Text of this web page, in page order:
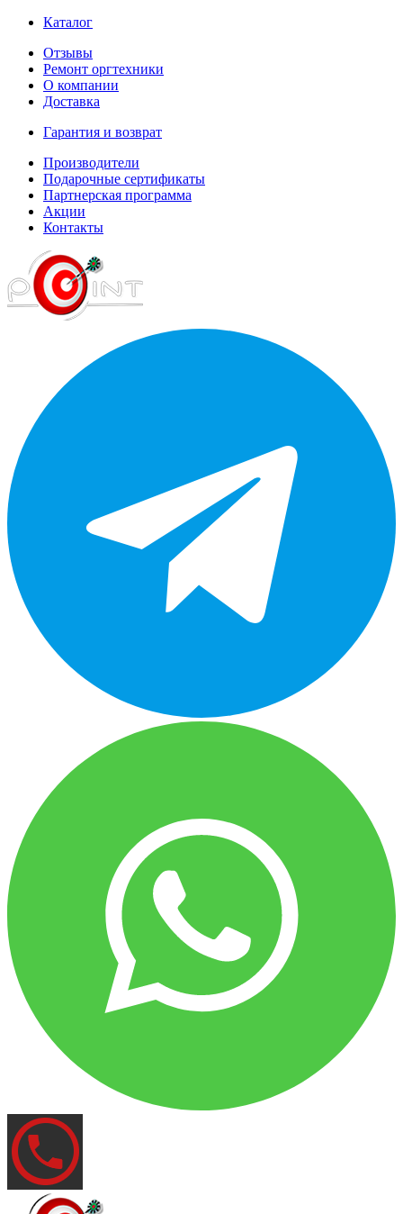
Каталог
Отзывы
Ремонт оргтехники
О компании
Доставка
Гарантия и возврат
Производители
Подарочные сертификаты
Партнерская программа
Акции
Контакты